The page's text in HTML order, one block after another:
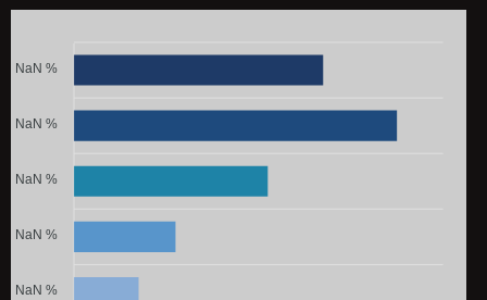
NaN %
NaN %
NaN %
NaN %
NaN %